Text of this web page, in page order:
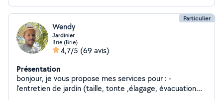
Particulier
Wendy
Jardinier
Brie (Brie)
4,7/5 (69 avis)
Présentation
bonjour, je vous propose mes services pour : -
l'entretien de jardin (taille, tonte ,élagage, évacuation